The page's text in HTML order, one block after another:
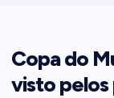
Copa do
visto pelos